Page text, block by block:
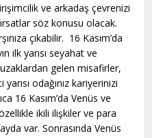
ve arkadaş çevrenizi
söz konusu olacak.
çıkabilir. 16 Kasım’da
ilk yarısı seyahat ve
gelen misafirler,
yarısı odağınız kariyerinizi
16 Kasım’da Venüs ve
ikili ilişkiler ve para
var. Sonrasında Venüs